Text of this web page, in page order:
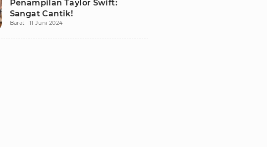
Penampilan Taylor Swift:
Sangat Cantik!
Barat 11 Juni 2024